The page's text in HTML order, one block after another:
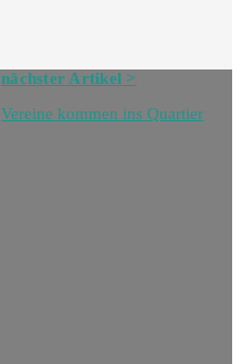
nächster Artikel >
Vereine kommen ins Quartier